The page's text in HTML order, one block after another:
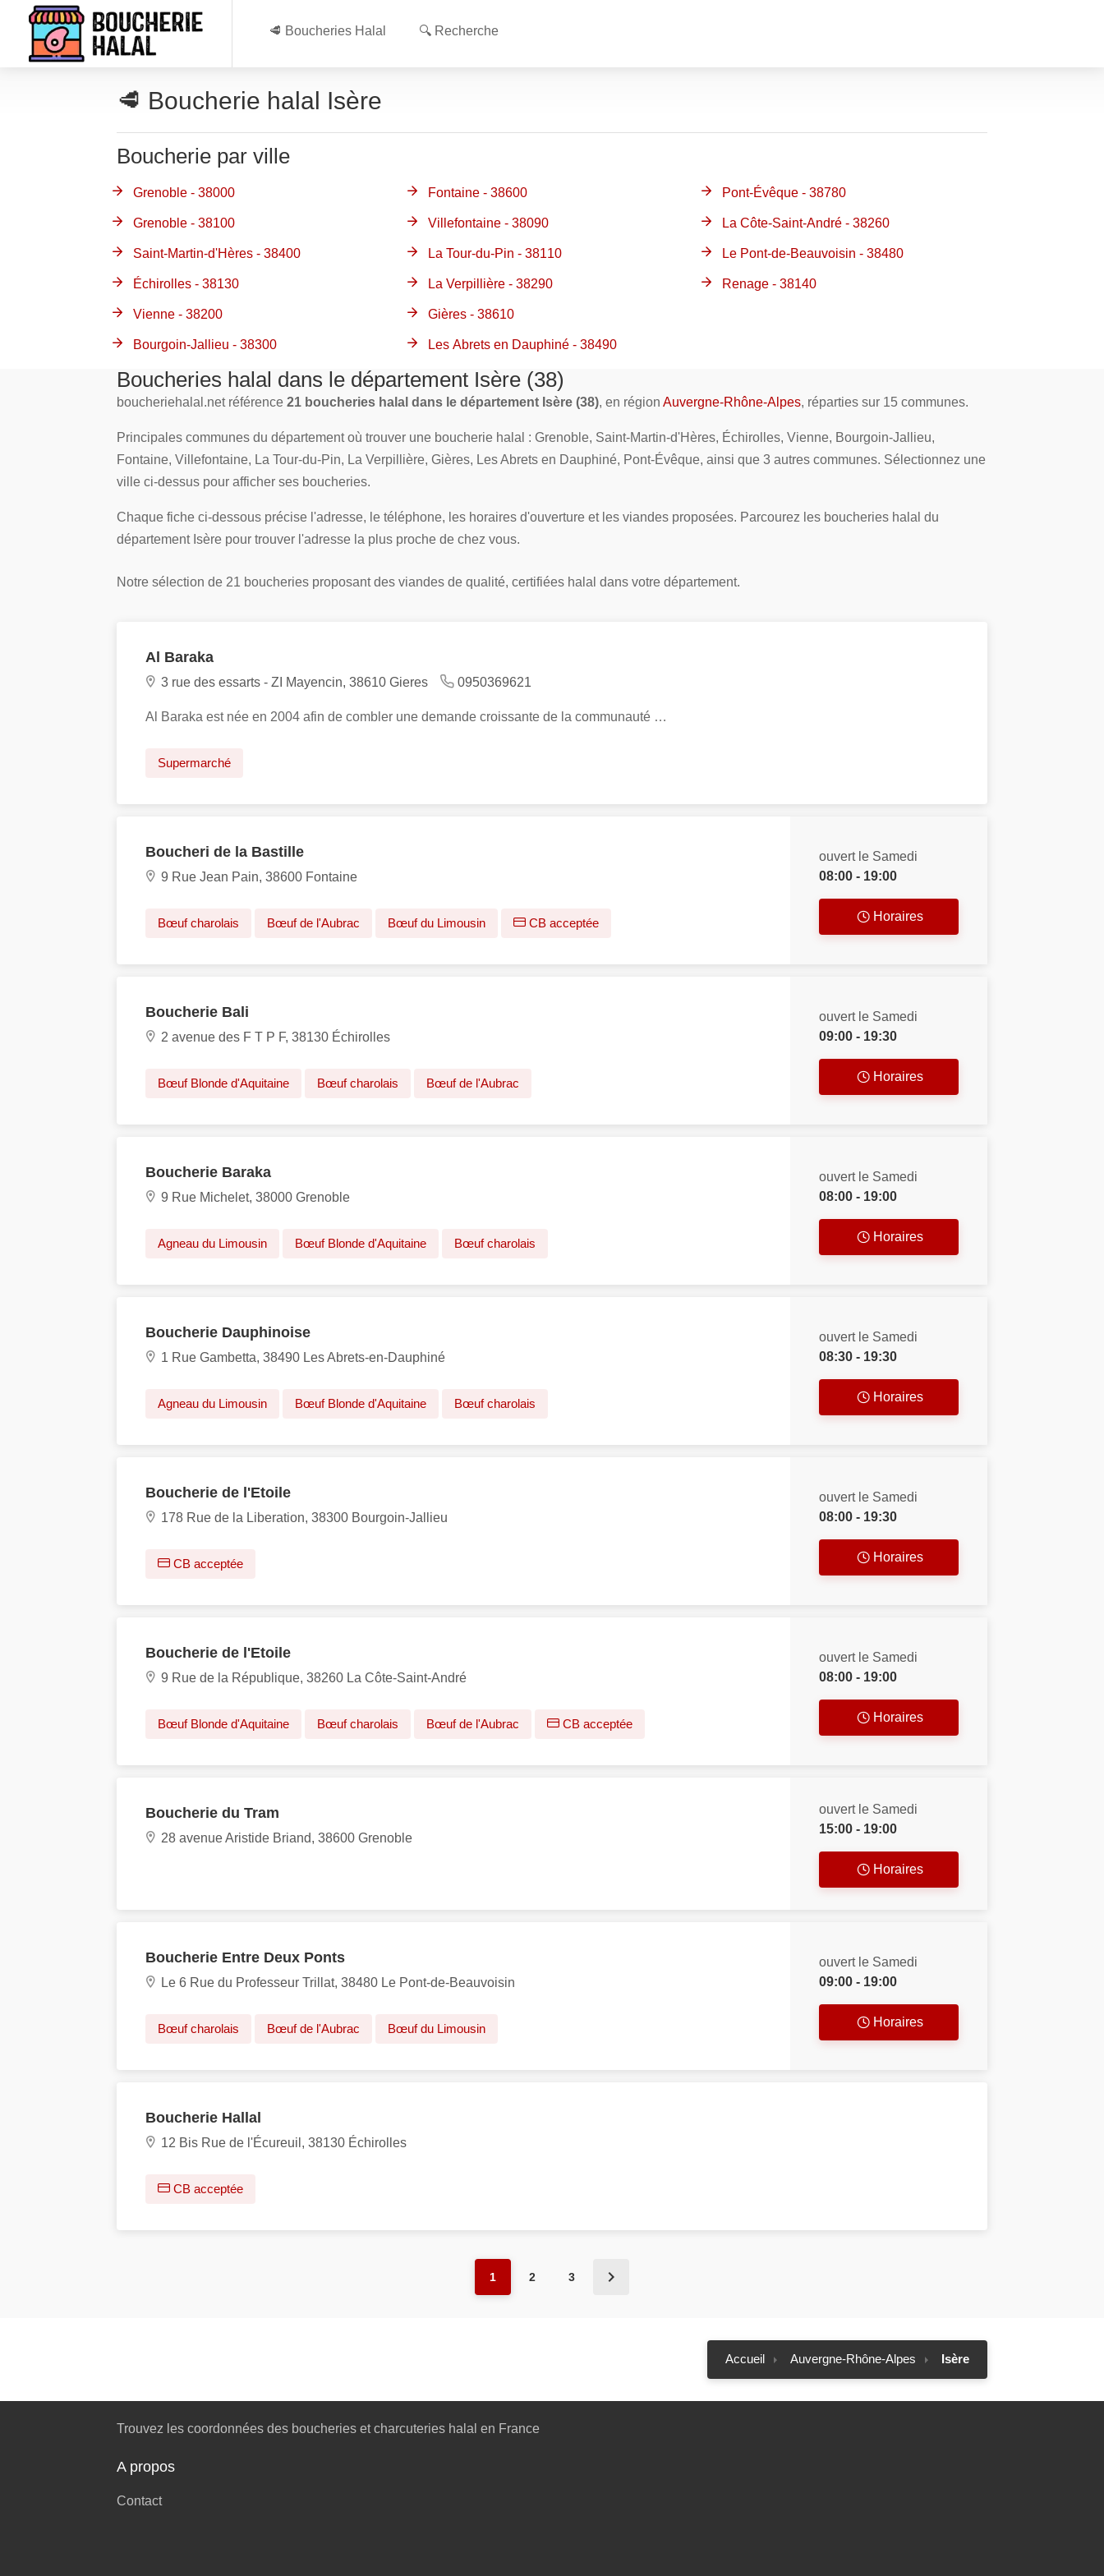
🥩 Boucheries Halal 🔍 Recherche
🥩 Boucherie halal Isère
Boucherie par ville
Grenoble - 38000
Grenoble - 38100
Saint-Martin-d'Hères - 38400
Échirolles - 38130
Vienne - 38200
Bourgoin-Jallieu - 38300
Fontaine - 38600
Villefontaine - 38090
La Tour-du-Pin - 38110
La Verpillière - 38290
Gières - 38610
Les Abrets en Dauphiné - 38490
Pont-Évêque - 38780
La Côte-Saint-André - 38260
Le Pont-de-Beauvoisin - 38480
Renage - 38140
Boucheries halal dans le département Isère (38)
boucheriehalal.net référence 21 boucheries halal dans le département Isère (38), en région Auvergne-Rhône-Alpes, réparties sur 15 communes.
Principales communes du département où trouver une boucherie halal : Grenoble, Saint-Martin-d'Hères, Échirolles, Vienne, Bourgoin-Jallieu,
Fontaine, Villefontaine, La Tour-du-Pin, La Verpillière, Gières, Les Abrets en Dauphiné, Pont-Évêque, ainsi que 3 autres communes. Sélectionnez une
ville ci-dessus pour afficher ses boucheries.
Chaque fiche ci-dessous précise l'adresse, le téléphone, les horaires d'ouverture et les viandes proposées. Parcourez les boucheries halal du
département Isère pour trouver l'adresse la plus proche de chez vous.
Notre sélection de 21 boucheries proposant des viandes de qualité, certifiées halal dans votre département.
Al Baraka
3 rue des essarts - ZI Mayencin, 38610 Gieres 0950369621
Al Baraka est née en 2004 afin de combler une demande croissante de la communauté …
Supermarché
Boucheri de la Bastille
9 Rue Jean Pain, 38600 Fontaine
Bœuf charolais Bœuf de l'Aubrac Bœuf du Limousin CB acceptée
ouvert le Samedi
08:00 - 19:00
Horaires
Boucherie Bali
2 avenue des F T P F, 38130 Échirolles
Bœuf Blonde d'Aquitaine Bœuf charolais Bœuf de l'Aubrac
ouvert le Samedi
09:00 - 19:30
Horaires
Boucherie Baraka
9 Rue Michelet, 38000 Grenoble
Agneau du Limousin Bœuf Blonde d'Aquitaine Bœuf charolais
ouvert le Samedi
08:00 - 19:00
Horaires
Boucherie Dauphinoise
1 Rue Gambetta, 38490 Les Abrets-en-Dauphiné
Agneau du Limousin Bœuf Blonde d'Aquitaine Bœuf charolais
ouvert le Samedi
08:30 - 19:30
Horaires
Boucherie de l'Etoile
178 Rue de la Liberation, 38300 Bourgoin-Jallieu
CB acceptée
ouvert le Samedi
08:00 - 19:30
Horaires
Boucherie de l'Etoile
9 Rue de la République, 38260 La Côte-Saint-André
Bœuf Blonde d'Aquitaine Bœuf charolais Bœuf de l'Aubrac CB acceptée
ouvert le Samedi
08:00 - 19:00
Horaires
Boucherie du Tram
28 avenue Aristide Briand, 38600 Grenoble
ouvert le Samedi
15:00 - 19:00
Horaires
Boucherie Entre Deux Ponts
Le 6 Rue du Professeur Trillat, 38480 Le Pont-de-Beauvoisin
Bœuf charolais Bœuf de l'Aubrac Bœuf du Limousin
ouvert le Samedi
09:00 - 19:00
Horaires
Boucherie Hallal
12 Bis Rue de l'Écureuil, 38130 Échirolles
CB acceptée
1 2 3
Accueil Auvergne-Rhône-Alpes Isère
Trouvez les coordonnées des boucheries et charcuteries halal en France
A propos
Contact